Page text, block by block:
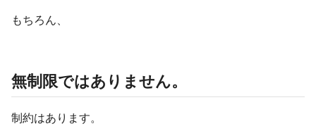
もちろん、
無制限ではありません。
制約はあります。